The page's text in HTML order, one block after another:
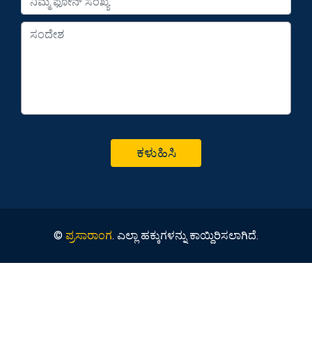
© ಪ್ರಸಾರಾಂಗ. ಎಲ್ಲಾ ಹಕ್ಕುಗಳನ್ನು ಕಾಯ್ದಿರಿಸಲಾಗಿದೆ.